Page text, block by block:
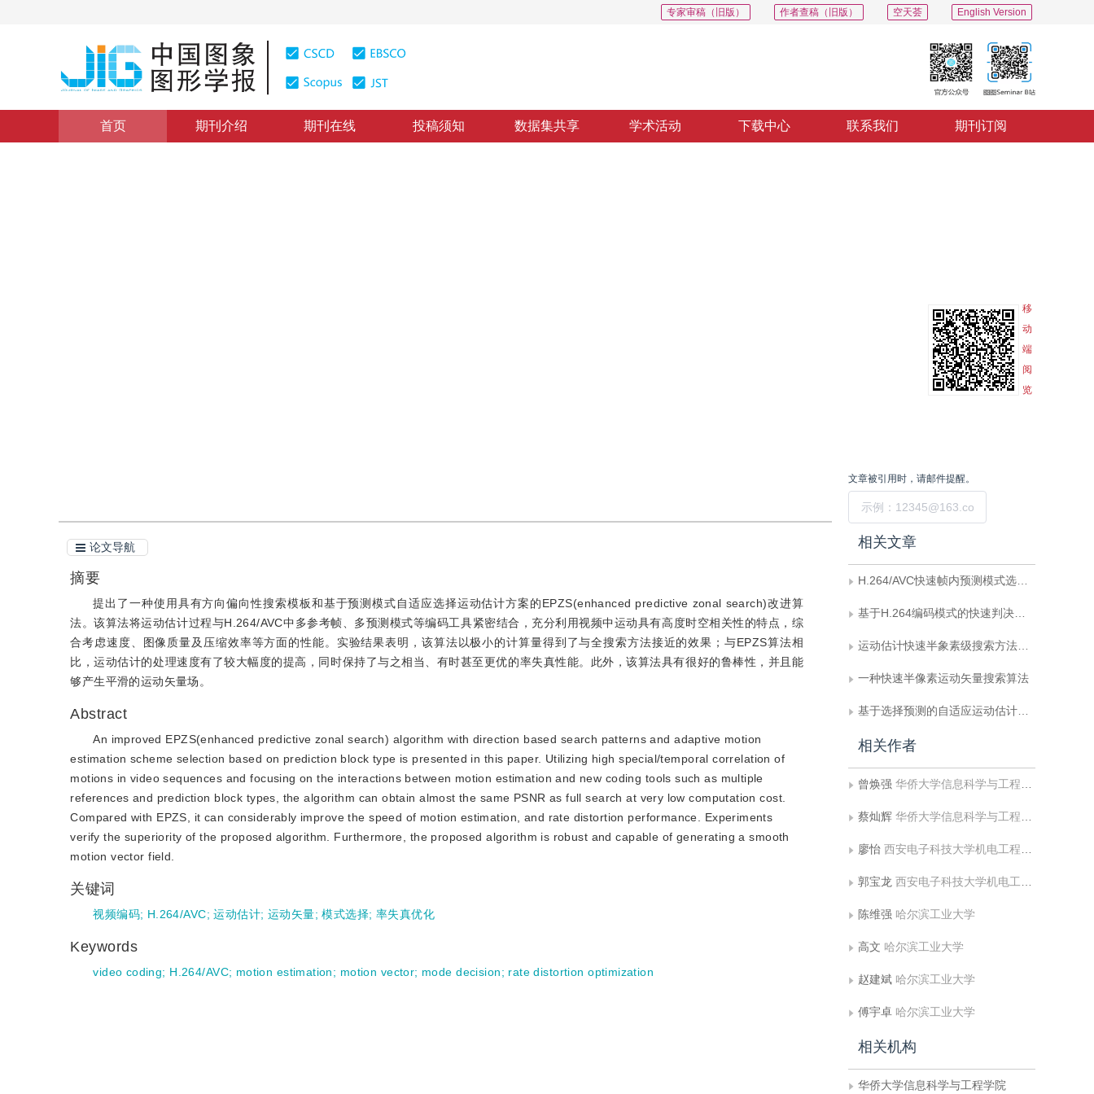
English Version
空天荟
作者查稿（旧版）
专家审稿（旧版）
首页 期刊介绍 期刊在线 投稿须知 数据集共享 学术活动 下载中心 联系我们 期刊订阅
移
动
端
阅
览
论文导航
摘要
提出了一种使用具有方向偏向性搜索模板和基于预测模式自适应选择运动估计方案的EPZS(enhanced predictive zonal search)改进算
法。该算法将运动估计过程与H.264/AVC中多参考帧、多预测模式等编码工具紧密结合，充分利用视频中运动具有高度时空相关性的特点，综
合考虑速度、图像质量及压缩效率等方面的性能。实验结果表明，该算法以极小的计算量得到了与全搜索方法接近的效果；与EPZS算法相
比，运动估计的处理速度有了较大幅度的提高，同时保持了与之相当、有时甚至更优的率失真性能。此外，该算法具有很好的鲁棒性，并且能
够产生平滑的运动矢量场。
Abstract
An improved EPZS(enhanced predictive zonal search) algorithm with direction based search patterns and adaptive motion
estimation scheme selection based on prediction block type is presented in this paper. Utilizing high special/temporal correlation of
motions in video sequences and focusing on the interactions between motion estimation and new coding tools such as multiple
references and prediction block types, the algorithm can obtain almost the same PSNR as full search at very low computation cost.
Compared with EPZS, it can considerably improve the speed of motion estimation, and rate distortion performance. Experiments
verify the superiority of the proposed algorithm. Furthermore, the proposed algorithm is robust and capable of generating a smooth
motion vector field.
关键词
视频编码; H.264/AVC;运动估计; 运动矢量;模式选择; 率失真优化
Keywords
video coding; H.264/AVC; motion estimation; motion vector; mode decision; rate distortion optimization
文章被引用时，请邮件提醒。
相关文章
H.264/AVC快速帧内预测模式选择算法
基于H.264编码模式的快速判决算法
运动估计快速半象素级搜索方法的实验研究
一种快速半像素运动矢量搜索算法
基于选择预测的自适应运动估计算法
相关作者
曾焕强 华侨大学信息科学与工程学院
蔡灿辉 华侨大学信息科学与工程学院
廖怡 西安电子科技大学机电工程学院ICIE研究所
郭宝龙 西安电子科技大学机电工程学院ICIE研究所
陈维强 哈尔滨工业大学
高文 哈尔滨工业大学
赵建斌 哈尔滨工业大学
傅宇卓 哈尔滨工业大学
相关机构
华侨大学信息科学与工程学院